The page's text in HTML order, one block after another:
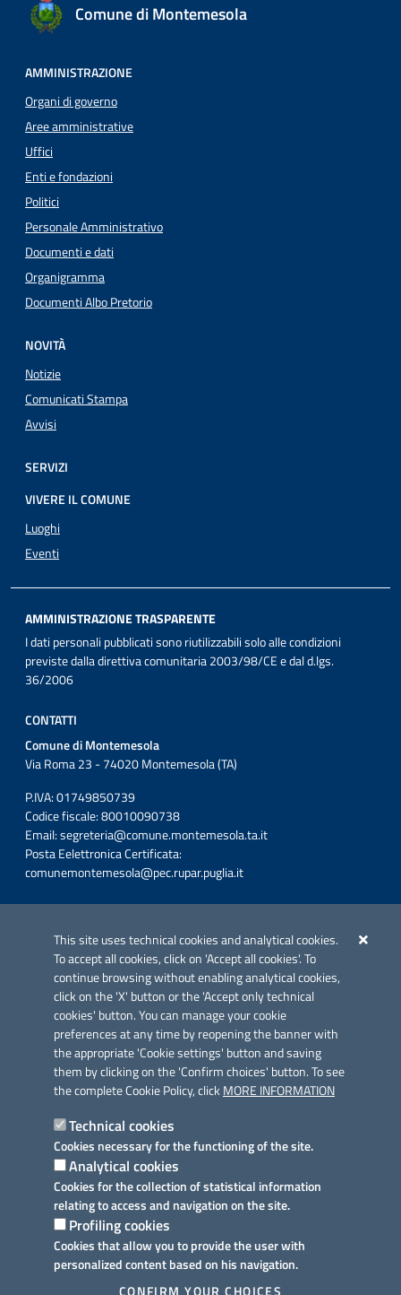
This site uses technical cookies and analytical cookies.
To accept all cookies, click on 'Accept all cookies'. To
continue browsing without enabling analytical cookies,
click on the 'X' button or the 'Accept only technical
cookies' button. You can manage your cookie
preferences at any time by reopening the banner with
the appropriate 'Cookie settings' button and saving
them by clicking on the 'Confirm choices' button. To see
the complete Cookie Policy, clickMORE INFORMATION
Technical cookies
Cookies necessary for the functioning of the site.
Analytical cookies
Cookies for the collection of statistical information
relating to access and navigation on the site.
Profiling cookies
Cookies that allow you to provide the user with
personalized content based on his navigation.
Comune di Montemesola
AMMINISTRAZIONE
Organi di governo
Aree amministrative
Uffici
Enti e fondazioni
Politici
Personale Amministrativo
Documenti e dati
Organigramma
Documenti Albo Pretorio
NOVITÀ
Notizie
Comunicati Stampa
Avvisi
SERVIZI
VIVERE IL COMUNE
Luoghi
Eventi
AMMINISTRAZIONE TRASPARENTE
I dati personali pubblicati sono riutilizzabili solo alle condizioni
previste dalla direttiva comunitaria 2003/98/CE e dal d.lgs.
36/2006
CONTATTI
Comune di Montemesola
Via Roma 23 - 74020 Montemesola (TA)
P.IVA: 01749850739
Codice fiscale: 80010090738
Email:segreteria@comune.montemesola.ta.it
Posta Eelettronica Certificata:
comunemontemesola@pec.rupar.puglia.it
Azione 2.3.
Link utili
Informativa privacy
Dichiarazione di accessibilità
Note legali
Domande frequenti
Richiesta assistenza
Prenotazione appuntamento